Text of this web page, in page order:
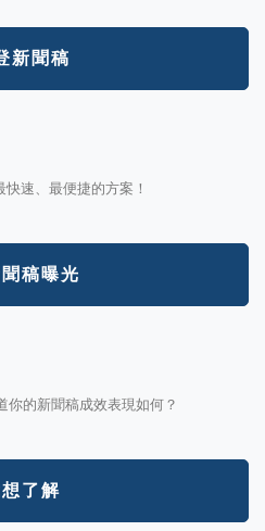
新聞稿
速、最便捷的方案！
稿曝光
的新聞稿成效表現如何？
了解